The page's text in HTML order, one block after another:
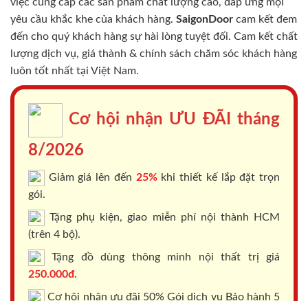
yêu cầu khắc khe của khách hàng. SaigonDoor cam kết đem
đến cho quý khách hàng sự hài lòng tuyệt đối. Cam kết chất
lượng dịch vụ, giá thành & chính sách chăm sóc khách hàng
luôn tốt nhất tại Việt Nam.
Cơ hội nhận ƯU ĐÃI tháng
8/2026
Giảm giá lên đến 25%khi thiết kế lắp đặt trọn
gói.
Tặng phụ kiện, giao miễn phí nội thành HCM
(trên 4 bộ).
Tặng đồ dùng thông minh nội thất trị giá
250.000đ.
Cơ hội nhận ưu đãi 50% Gói dịch vụ Bảo hành 5